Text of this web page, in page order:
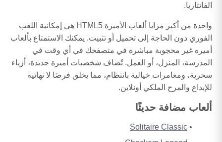
الفانتازيا.
واحدة من أكبر مزايا ألعاب الأميرة HTML5 هي إمكانية اللعب
الفوري دون الحاجة إلى تحميل أو تثبيت. يمكنك الاستمتاع بألعاب
أميرة غير محجوبة مباشرة في متصفحك في أي وقت في
المدرسة، المنزل، أو العمل. تُضاف شخصيات أميرة جديدة، أزياء
سحرية، ومغامرات خيالية بانتظام، مما يخلق فرصًا لا نهائية
للإبداع والمرح الملكي أونلاين.
ألعاب مضافة حديثًا
Solitaire Classic